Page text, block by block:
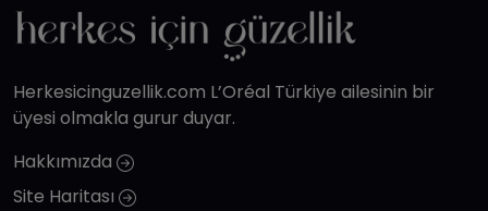
Herkesicinguzellik.com L’Oréal Türkiye ailesinin bir
üyesi olmakla gurur duyar.
Hakkımızda
Site Haritası